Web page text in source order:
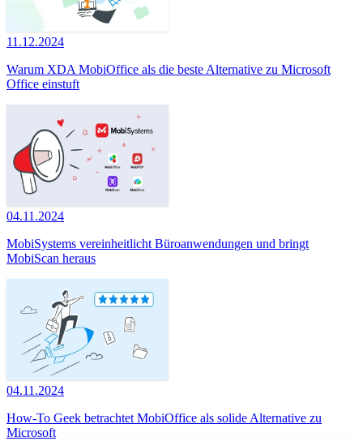
11.12.2024
Warum XDA MobiOffice als die beste Alternative zu Microsoft
Office einstuft
04.11.2024
MobiSystems vereinheitlicht Büroanwendungen und bringt
MobiScan heraus
04.11.2024
How-To Geek betrachtet MobiOffice als solide Alternative zu
Microsoft